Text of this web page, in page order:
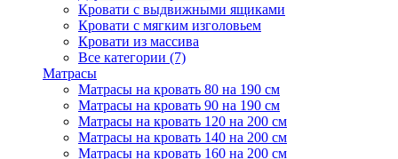
Кровати с выдвижными ящиками
Кровати с мягким изголовьем
Кровати из массива
Все категории (7)
Матрасы
Матрасы на кровать 80 на 190 см
Матрасы на кровать 90 на 190 см
Матрасы на кровать 120 на 200 см
Матрасы на кровать 140 на 200 см
Матрасы на кровать 160 на 200 см